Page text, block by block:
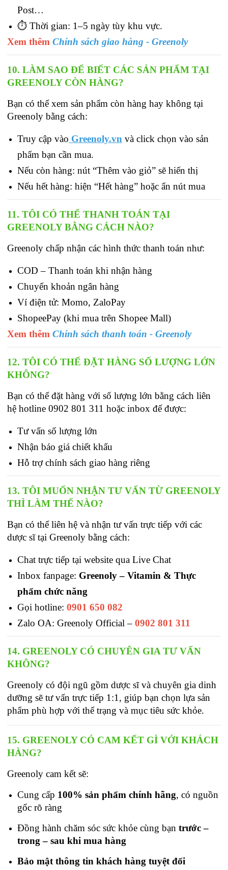
Post…
⏱ Thời gian: 1–5 ngày tùy khu vực.
Xem thêm Chính sách giao hàng - Greenoly
10. LÀM SAO ĐỂ BIẾT CÁC SẢN PHẨM TẠI
GREENOLY CÒN HÀNG?
Bạn có thể xem sản phẩm còn hàng hay không tại
Greenoly bằng cách:
Truy cập vào Greenoly.vn và click chọn vào sản
phẩm bạn cần mua.
Nếu còn hàng: nút “Thêm vào giỏ” sẽ hiển thị
Nếu hết hàng: hiện “Hết hàng” hoặc ẩn nút mua
11. TÔI CÓ THỂ THANH TOÁN TẠI
GREENOLY BẰNG CÁCH NÀO?
Greenoly chấp nhận các hình thức thanh toán như:
COD – Thanh toán khi nhận hàng
Chuyển khoản ngân hàng
Ví điện tử: Momo, ZaloPay
ShopeePay (khi mua trên Shopee Mall)
Xem thêm Chính sách thanh toán - Greenoly
12. TÔI CÓ THỂ ĐẶT HÀNG SỐ LƯỢNG LỚN
KHÔNG?
Bạn có thể đặt hàng với số lượng lớn bằng cách liên
hệ hotline 0902 801 311 hoặc inbox để được:
Tư vấn số lượng lớn
Nhận báo giá chiết khấu
Hỗ trợ chính sách giao hàng riêng
13. TÔI MUỐN NHẬN TƯ VẤN TỪ GREENOLY
THÌ LÀM THẾ NÀO?
Bạn có thể liên hệ và nhận tư vấn trực tiếp với các
dược sĩ tại Greenoly bằng cách:
Chat trực tiếp tại website qua Live Chat
Inbox fanpage: Greenoly – Vitamin & Thực
phẩm chức năng
Gọi hotline: 0901 650 082
Zalo OA: Greenoly Official – 0902 801 311
14. GREENOLY CÓ CHUYÊN GIA TƯ VẤN
KHÔNG?
Greenoly có đội ngũ gồm dược sĩ và chuyên gia dinh
dưỡng sẽ tư vấn trực tiếp 1:1, giúp bạn chọn lựa sản
phẩm phù hợp với thể trạng và mục tiêu sức khỏe.
15. GREENOLY CÓ CAM KẾT GÌ VỚI KHÁCH
HÀNG?
Greenoly cam kết sẽ:
Cung cấp 100% sản phẩm chính hãng, có nguồn
gốc rõ ràng
Đồng hành chăm sóc sức khỏe cùng bạn trước –
trong – sau khi mua hàng
Bảo mật thông tin khách hàng tuyệt đối